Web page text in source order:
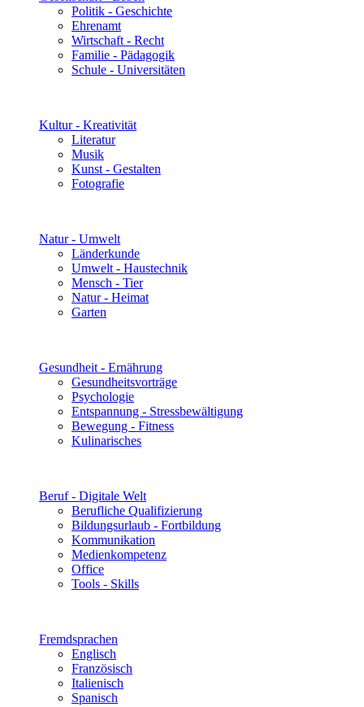
Politik - Geschichte
Ehrenamt
Wirtschaft - Recht
Familie - Pädagogik
Schule - Universitäten
Kultur - Kreativität
Literatur
Musik
Kunst - Gestalten
Fotografie
Natur - Umwelt
Länderkunde
Umwelt - Haustechnik
Mensch - Tier
Natur - Heimat
Garten
Gesundheit - Ernährung
Gesundheitsvorträge
Psychologie
Entspannung - Stressbewältigung
Bewegung - Fitness
Kulinarisches
Beruf - Digitale Welt
Berufliche Qualifizierung
Bildungsurlaub - Fortbildung
Kommunikation
Medienkompetenz
Office
Tools - Skills
Fremdsprachen
Englisch
Französisch
Italienisch
Spanisch